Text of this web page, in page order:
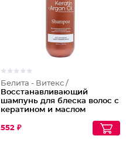
Белита - Витекс /
Восстанавливающий
шампунь для блеска волос с
кератином и маслом
552 ₽